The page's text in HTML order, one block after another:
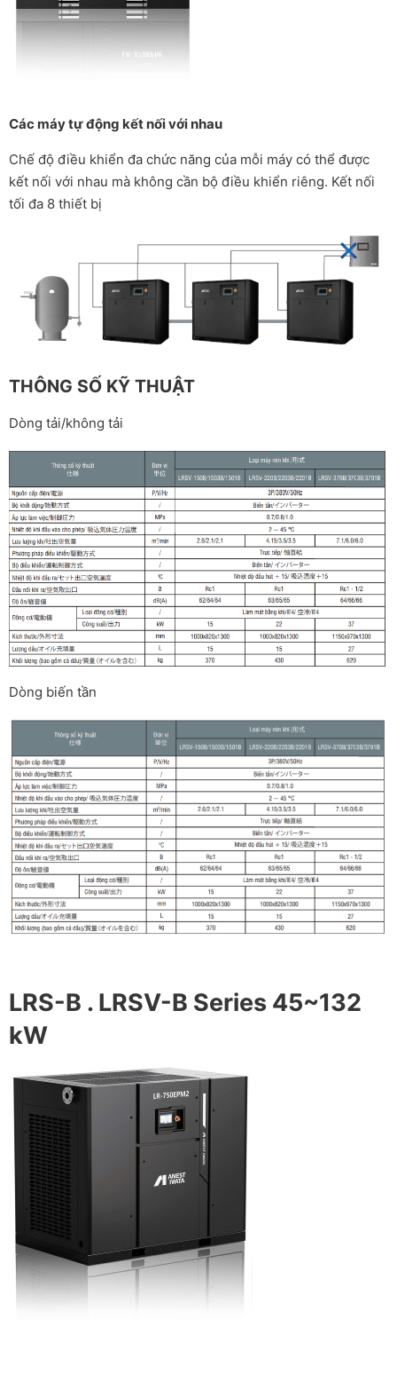
Các máy tự động kết nối với nhau
Chế độ điều khiển đa chức năng của mỗi máy có thể được
kết nối với nhau mà không cần bộ điều khiển riêng. Kết nối
tối đa 8 thiết bị
THÔNG SỐ KỸ THUẬT
Dòng tải/không tải
Dòng biến tần
LRS-B . LRSV-B Series 45~132
kW